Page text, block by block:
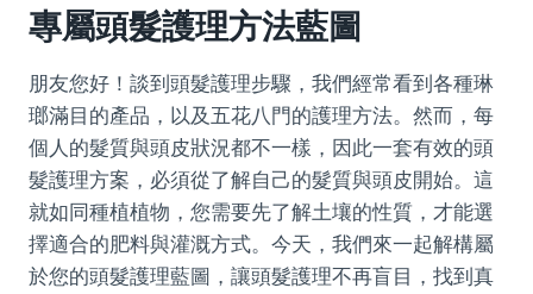
專屬頭髮護理方法藍圖
朋友您好！談到頭髮護理步驟，我們經常看到各種琳
瑯滿目的產品，以及五花八門的護理方法。然而，每
個人的髮質與頭皮狀況都不一樣，因此一套有效的頭
髮護理方案，必須從了解自己的髮質與頭皮開始。這
就如同種植植物，您需要先了解土壤的性質，才能選
擇適合的肥料與灌溉方式。今天，我們來一起解構屬
於您的頭髮護理藍圖，讓頭髮護理不再盲目，找到真